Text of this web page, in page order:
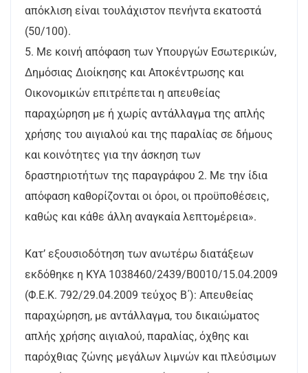
απόκλιση είναι τουλάχιστον πενήντα εκατοστά
(50/100).
5. Με κοινή απόφαση των Υπουργών Εσωτερικών,
Δημόσιας Διοίκησης και Αποκέντρωσης και
Οικονομικών επιτρέπεται η απευθείας
παραχώρηση με ή χωρίς αντάλλαγμα της απλής
χρήσης του αιγιαλού και της παραλίας σε δήμους
και κοινότητες για την άσκηση των
δραστηριοτήτων της παραγράφου 2. Με την ίδια
απόφαση καθορίζονται οι όροι, οι προϋποθέσεις,
καθώς και κάθε άλλη αναγκαία λεπτομέρεια».
Κατ’ εξουσιοδότηση των ανωτέρω διατάξεων
εκδόθηκε η ΚΥΑ 1038460/2439/Β0010/15.04.2009
(Φ.Ε.Κ. 792/29.04.2009 τεύχος Β΄): Απευθείας
παραχώρηση, με αντάλλαγμα, του δικαιώματος
απλής χρήσης αιγιαλού, παραλίας, όχθης και
παρόχθιας ζώνης μεγάλων λιμνών και πλεύσιμων